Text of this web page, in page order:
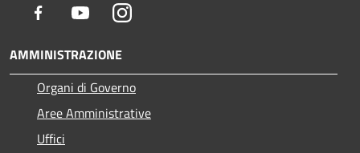
Facebook YoutubeInstagram
AMMINISTRAZIONE
Organi di Governo
Aree Amministrative
Uffici